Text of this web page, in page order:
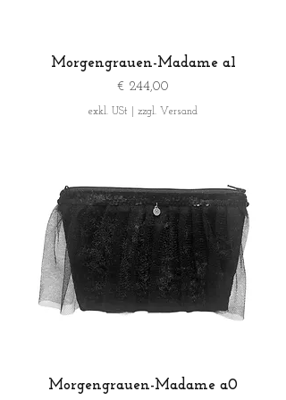
Morgengrauen-Madame a1
Preis
€ 244,00
exkl. USt zzgl. Versand
Morgengrauen-Madame a0